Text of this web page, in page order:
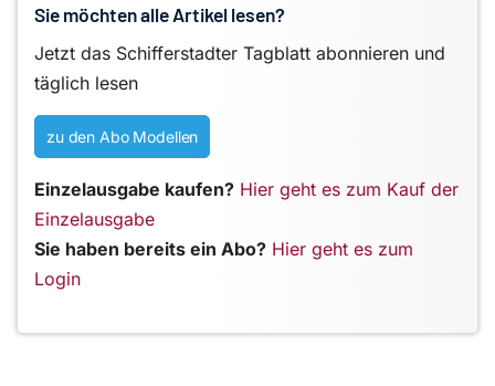
Sie möchten alle Artikel lesen?
Jetzt das Schifferstadter Tagblatt abonnieren und
täglich lesen
zu den Abo Modellen
Einzelausgabe kaufen? Hier geht es zum Kauf der
Einzelausgabe
Sie haben bereits ein Abo? Hier geht es zum
Login